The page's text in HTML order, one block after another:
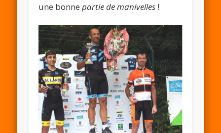
une bonnepartie de manivelles !